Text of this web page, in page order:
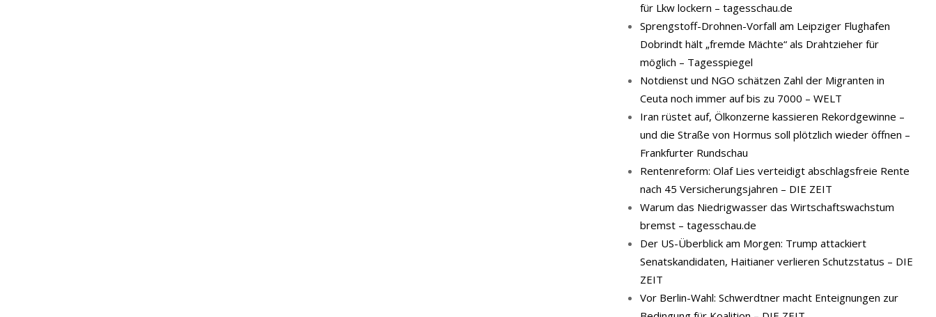
für Lkw lockern – tagesschau.de
Sprengstoff-Drohnen-Vorfall am Leipziger Flughafen
Dobrindt hält „fremde Mächte“ als Drahtzieher für
möglich – Tagesspiegel
Notdienst und NGO schätzen Zahl der Migranten in
Ceuta noch immer auf bis zu 7000 – WELT
Iran rüstet auf, Ölkonzerne kassieren Rekordgewinne –
und die Straße von Hormus soll plötzlich wieder öffnen –
Frankfurter Rundschau
Rentenreform: Olaf Lies verteidigt abschlagsfreie Rente
nach 45 Versicherungsjahren – DIE ZEIT
Warum das Niedrigwasser das Wirtschaftswachstum
bremst – tagesschau.de
Der US-Überblick am Morgen: Trump attackiert
Senatskandidaten, Haitianer verlieren Schutzstatus – DIE
ZEIT
Vor Berlin-Wahl: Schwerdtner macht Enteignungen zur